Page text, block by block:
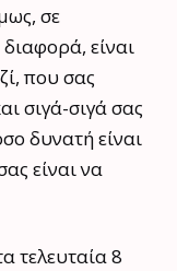
σε
είναι
που σας
σιγά-σιγά σας
δυνατή είναι
είναι να
τελευταία 8